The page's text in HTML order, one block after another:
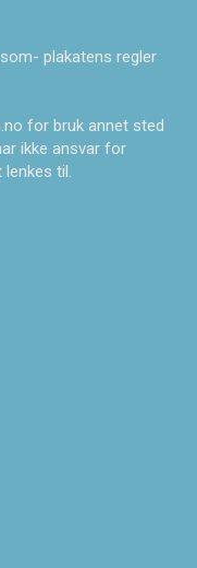
plakatens regler
for bruk annet sted
ikke ansvar for
til.